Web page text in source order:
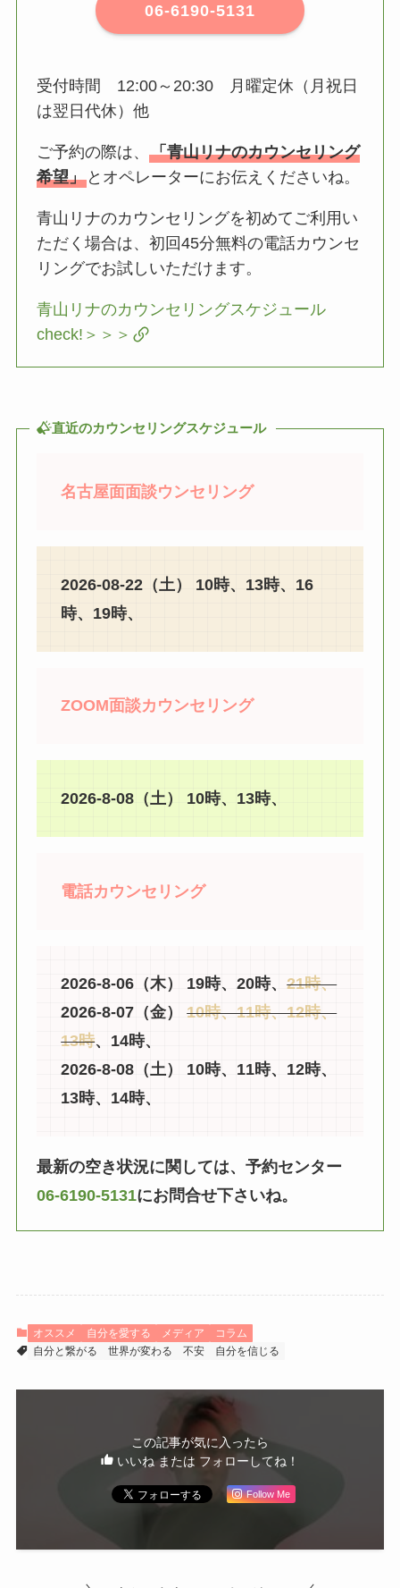
06-6190-5131
受付時間 12:00～20:30 月曜定休（月祝日
は翌日代休）他
ご予約の際は、「青山リナのカウンセリング
希望」 とオペレーターにお伝えくださいね。
青山リナのカウンセリングを初めてご利用い
ただく場合は、初回45分無料の電話カウンセ
リングでお試しいただけます。
青山リナのカウンセリングスケジュール
check!＞＞＞
直近のカウンセリングスケジュール
名古屋面面談ウンセリング
2026-08-22（土） 10時、13時、16
時、19時、
ZOOM面談カウンセリング
2026-8-08（土） 10時、13時、
電話カウンセリング
2026-8-06（木） 19時、20時、21時、
2026-8-07（金）10時、11時、12時、
13時、14時、
2026-8-08（土） 10時、11時、12時、
13時、14時、
最新の空き状況に関しては、予約センター
06-6190-5131にお問合せ下さいね。
オススメ 自分を愛する メディア
コラム
自分と繋がる
世界が変わる 不安 自分を信じる
この記事が気に入ったら
いいね または フォローしてね！
Follow Me